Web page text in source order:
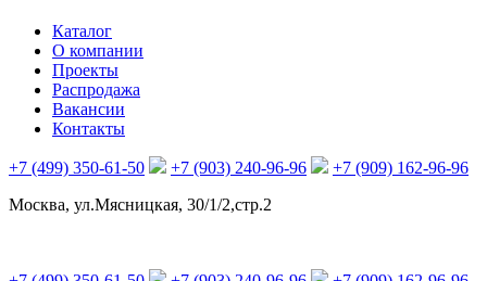
Каталог
О компании
Проекты
Распродажа
Вакансии
Контакты
+7 (499) 350-61-50 +7 (903) 240-96-96
+7 (909) 162-96-96
Москва, ул.Мясницкая, 30/1/2,стр.2